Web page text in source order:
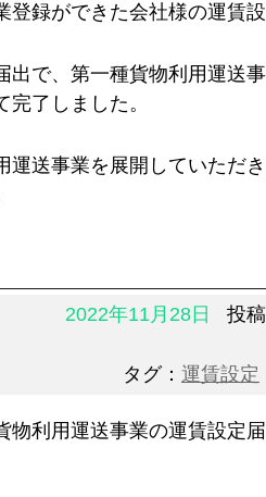
登録ができた会社様の運賃
出で、第一種貨物利用運送
完了しました。
運送事業を展開していただ
2022年11月28日 投
タグ： 運賃設定
物利用運送事業の運賃設定